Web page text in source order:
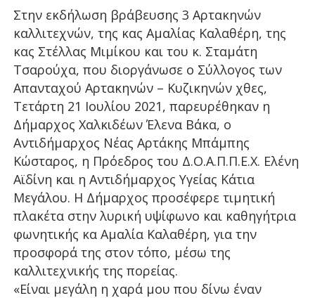
Στην εκδήλωση βράβευσης 3 Αρτακηνών
καλλιτεχνών, της κας Αμαλίας Καλαθέρη, της
κας Στέλλας Μιμίκου και του κ. Σταμάτη
Τσαρούχα, που διοργάνωσε ο Σύλλογος των
Απανταχού Αρτακηνών – Κυζικηνών χθες,
Τετάρτη 21 Ιουλίου 2021, παρευρέθηκαν η
Δήμαρχος Χαλκιδέων Έλενα Βάκα, ο
Αντιδήμαρχος Νέας Αρτάκης Μπάμπης
Κώσταρος, η Πρόεδρος του Δ.Ο.Α.Π.Π.Ε.Χ. Ελένη
Αϊδίνη και η Αντιδήμαρχος Υγείας Κάτια
Μεγάλου. Η Δήμαρχος προσέφερε τιμητική
πλακέτα στην λυρική υψίφωνο και καθηγήτρια
φωνητικής κα Αμαλία Καλαθέρη, για την
προσφορά της στον τόπο, μέσω της
καλλιτεχνικής της πορείας.
«Είναι μεγάλη η χαρά μου που δίνω έναν